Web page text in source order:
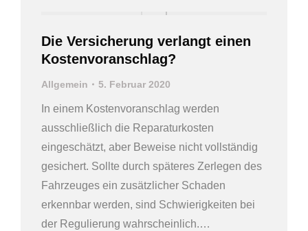
Die Versicherung verlangt einen
Kostenvoranschlag?
Allgemein 5. Februar 2020
In einem Kostenvoranschlag werden
ausschließlich die Reparaturkosten
eingeschätzt, aber Beweise nicht vollständig
gesichert. Sollte durch späteres Zerlegen des
Fahrzeuges ein zusätzlicher Schaden
erkennbar werden, sind Schwierigkeiten bei
der Regulierung wahrscheinlich.…